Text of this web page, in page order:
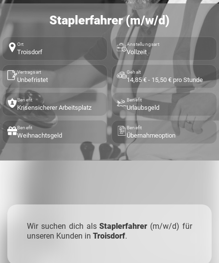
Staplerfahrer (m/w/d)
Ort
Troisdorf
Anstellungsart
Vollzeit
Vertragsart
Unbefristet
Gehalt
14,85 € - 15,50 € pro Stunde
Benefit
Krisensicherer Arbeitsplatz
Benefit
Urlaubsgeld
Benefit
Weihnachtsgeld
Benefit
Übernahmeoption
Wir suchen dich alsStaplerfahrer (m/w/d) für
unseren Kunden in Troisdorf.